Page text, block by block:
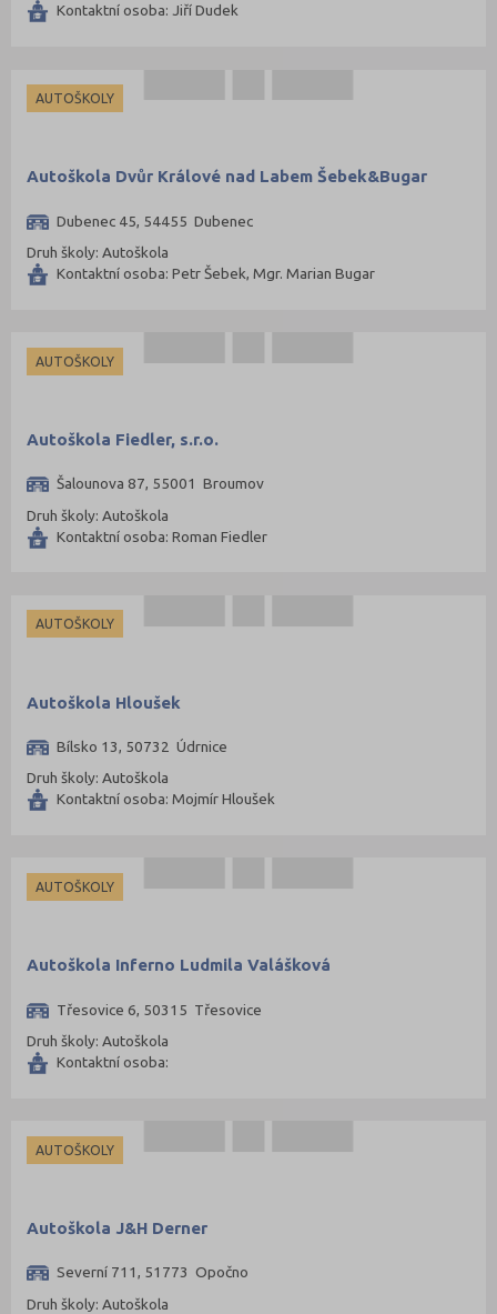
Kontaktní osoba: Jiří Dudek
AUTOŠKOLY
Autoškola Dvůr Králové nad Labem Šebek&Bugar
Dubenec 45, 54455 Dubenec
Druh školy: Autoškola
Kontaktní osoba: Petr Šebek, Mgr. Marian Bugar
AUTOŠKOLY
Autoškola Fiedler, s.r.o.
Šalounova 87, 55001 Broumov
Druh školy: Autoškola
Kontaktní osoba: Roman Fiedler
AUTOŠKOLY
Autoškola Hloušek
Bílsko 13, 50732 Údrnice
Druh školy: Autoškola
Kontaktní osoba: Mojmír Hloušek
AUTOŠKOLY
Autoškola Inferno Ludmila Valášková
Třesovice 6, 50315 Třesovice
Druh školy: Autoškola
Kontaktní osoba:
AUTOŠKOLY
Autoškola J&H Derner
Severní 711, 51773 Opočno
Druh školy: Autoškola